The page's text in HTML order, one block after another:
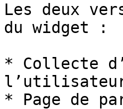
Les deux
du widget :
* Collecte
* Page de